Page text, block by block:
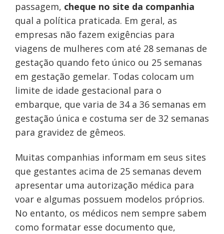
passagem, cheque no site da companhia
qual a política praticada. Em geral, as
empresas não fazem exigências para
viagens de mulheres com até 28 semanas de
gestação quando feto único ou 25 semanas
em gestação gemelar. Todas colocam um
limite de idade gestacional para o
embarque, que varia de 34 a 36 semanas em
gestação única e costuma ser de 32 semanas
para gravidez de gêmeos.
Muitas companhias informam em seus sites
que gestantes acima de 25 semanas devem
apresentar uma autorização médica para
voar e algumas possuem modelos próprios.
No entanto, os médicos nem sempre sabem
como formatar esse documento que,